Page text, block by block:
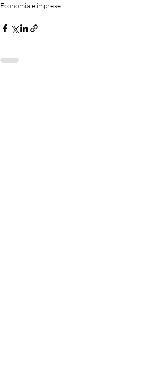
Economia e imprese